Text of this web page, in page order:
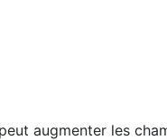
augmenter les